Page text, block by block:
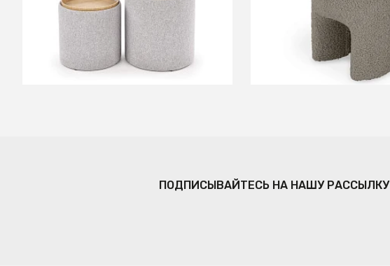
Комплект Halmar AVIKO, 2 пуфа
(светло-серый)
СООБЩИТЬ О ПОСТУПЛЕНИИ
Временно отсутствует
Пуф Shaggy
В КОРЗИНУ
ПОДПИСЫВАЙТЕСЬ НА НАШУ РАССЫЛКУ